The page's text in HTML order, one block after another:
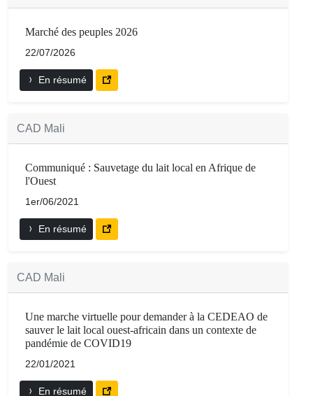
Marché des peuples 2026
22/07/2026
En résumé
CAD Mali
Communiqué : Sauvetage du lait local en Afrique de
l'Ouest
1er/06/2021
En résumé
CAD Mali
Une marche virtuelle pour demander à la CEDEAO de
sauver le lait local ouest-africain dans un contexte de
pandémie de COVID19
22/01/2021
En résumé